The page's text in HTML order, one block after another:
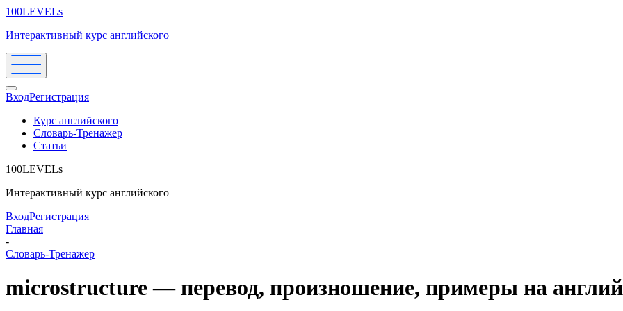
100LEVELs
Интерактивный курс английского
ВходРегистрация
Курс английского
Словарь-Тренажер
Статьи
100LEVELs
Интерактивный курс английского
ВходРегистрация
Главная
-
Словарь-Тренажер
microstructure — перевод, произношение, примеры на